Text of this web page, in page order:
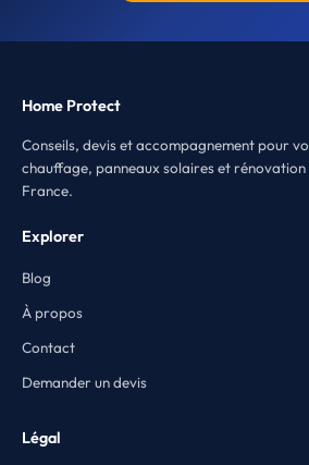
Home Protect
Conseils, devis et accompagnement pour
chauffage, panneaux solaires et
France.
Explorer
Blog
À propos
Contact
Demander un devis
Légal